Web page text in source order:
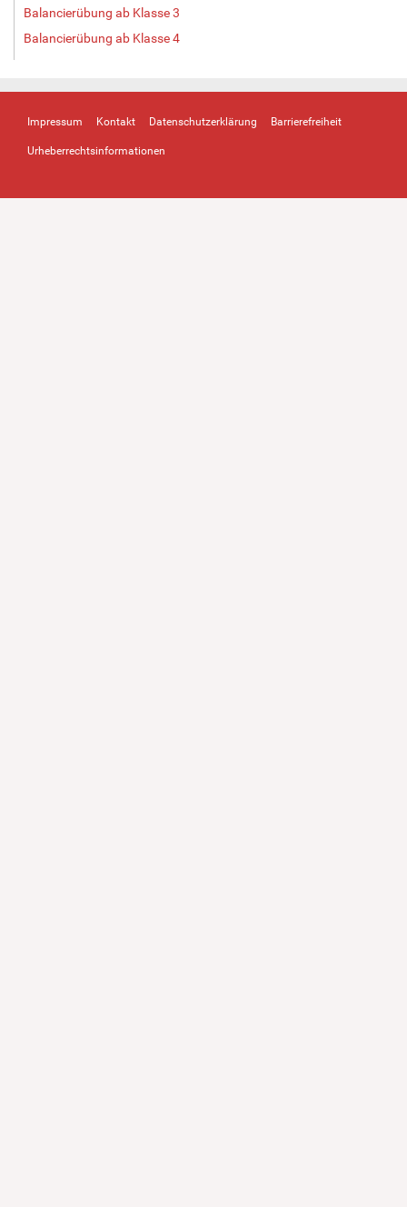
Balancierübung ab Klasse 3
Balancierübung ab Klasse 4
Impressum Kontakt Datenschutzerklärung Barrierefreiheit
Urheberrechtsinformationen